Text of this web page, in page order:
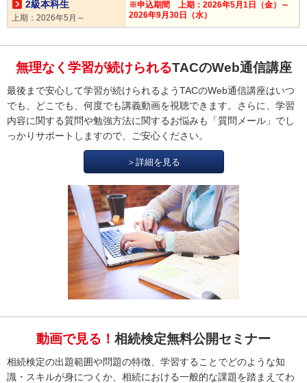
2級本科生
上期：2026年5月～
※申込期間 上期：2026年5月1日（金）～
2026年9月30日（水）
無理なく学習が続けられるTACのWeb通信講座
最後まで安心して学習が続けられるようTACのWeb通信講座はいつ
でも、どこでも、何度でも講義動画を視聴できます。さらに、学習
内容に関する質問や勉強方法に関するお悩みも「質問メール」でし
っかりサポートしますので、ご安心ください。
＞詳細を見る
動画で見る！ 相続検定無料公開セミナー
相続検定の出題範囲や問題の特徴、学習することでどのような知
識・スキルが身につくか、相続における一般的な課題を踏まえてわ